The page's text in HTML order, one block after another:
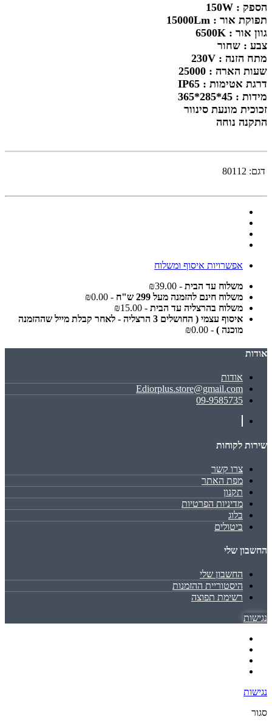
הספק : 150W
תפוקת אור : 15000Lm
גוון אור : 6500K
צבע : שחור
מתח הזנה : 230V
שעות הארה : 25000
דרגת אטימות : IP65
מידות : 45*285*365
זכוכית מונעת סינוור
התקנה נוחה
דגם: 80112
אפשרויות איסוף ומשלוח
משלוח עד הבית - ₪39.00
משלוח חינם להזמנה מעל 299 ש"ח
- ₪0.00
משלוח בהרצליה עד הבית - ₪15.00
איסוף עצמי ( החושלים 3 הרצליה - לאחר קבלת מייל שההזמנה
מוכנה ) - ₪0.00
אודות
אודות
Ediorplus.store@gmail.com
09-9585735
שירות לקוחות
צרו קשר
מפת האתר
תקנון
מדיניות הפרטיות
בלוג
ביטולים
החשבון שלי
החשבון שלי
היסטוריית ההזמנות
רשימת תפוצה
נגישות
נגישות
סגור